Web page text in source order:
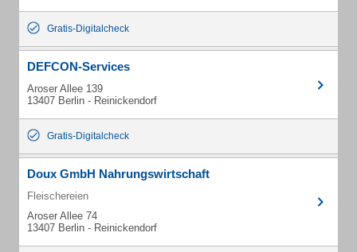
Gratis-Digitalcheck
DEFCON-Services
Aroser Allee 139
13407 Berlin - Reinickendorf
Gratis-Digitalcheck
Doux GmbH Nahrungswirtschaft
Fleischereien
Aroser Allee 74
13407 Berlin - Reinickendorf